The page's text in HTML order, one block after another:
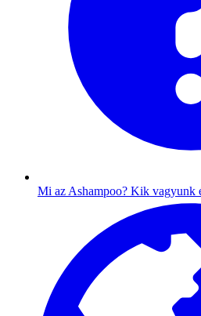
Mi az Ashampoo? Kik vagyunk